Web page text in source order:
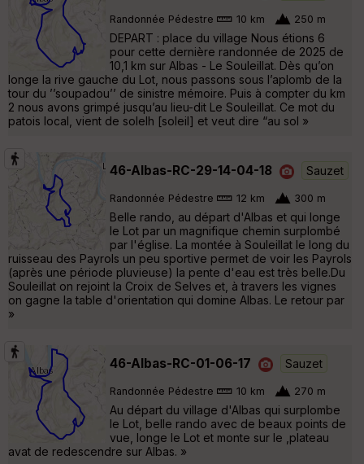
Randonnée Pédestre 10 km 250 m
DEPART : place du village Nous étions 6
pour cette dernière randonnée de 2025 de
10,1 km sur Albas - Le Souleillat. Dès qu’on
longe la rive gauche du Lot, nous passons sous l’aplomb de la
tour du ’’soupadou’’ de sinistre mémoire. Puis à compter du km
2 nous avons grimpé jusqu’au lieu-dit Le Souleillat. Ce mot du
patois local, vient de solelh [soleil] et veut dire “au sol »
46-Albas-RC-29-14-04-18 Sauzet
Randonnée Pédestre 12 km 300 m
Belle rando, au départ d'Albas et qui longe
le Lot par un magnifique chemin surplombé
par l'église. La montée à Souleillat le long du
ruisseau des Payrols un peu sportive permet de voir les Payrols
(après une période pluvieuse) la pente d'eau est très belle.Du
Souleillat on rejoint la Croix de Selves et, à travers les vignes
on gagne la table d'orientation qui domine Albas. Le retour par
»
46-Albas-RC-01-06-17 Sauzet
Randonnée Pédestre 10 km 270 m
Au départ du village d'Albas qui surplombe
le Lot, belle rando avec de beaux points de
vue, longe le Lot et monte sur le ,plateau
avat de redescendre sur Albas. »